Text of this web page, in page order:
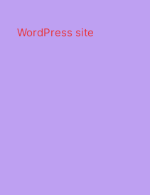
περιεχόμενο
WordPress site